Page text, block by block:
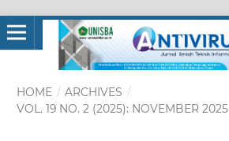
HOME / ARCHIVES /
VOL. 19 NO. 2 (2025): NOVEMBER 2025